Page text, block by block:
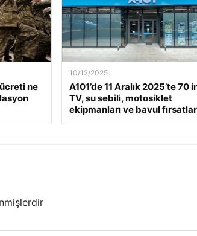
ne
10/12/2025
A101’de 11 Aralık 2025’te 70
TV, su sebili, motosiklet
ekipmanları ve bavul